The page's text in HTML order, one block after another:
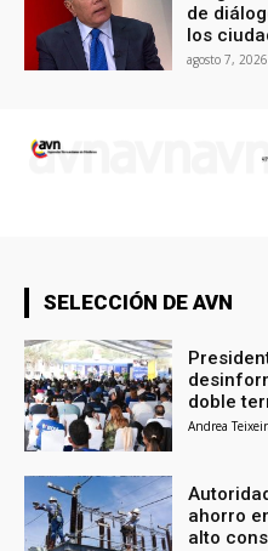
de
los
agosto 7, 2026
SELECCIÓN DE AVN
doble
Andrea
ahorro
alto